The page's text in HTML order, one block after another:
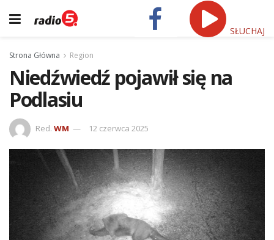
SŁUCHAJ
Strona Główna Region
Niedźwiedź pojawił się na
Podlasiu
Red. WM 12 czerwca 2025